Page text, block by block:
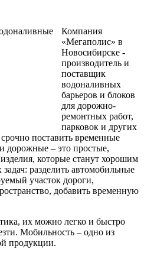
Компания
«Мегаполис» в
Новосибирске -
производитель и
поставщик
водоналивных
барьеров и блоков
для дорожно-
ремонтных работ,
парковок и других
поставить временные
дорожные – это простые,
которые станут хорошим
разделить автомобильные
участок дороги,
добавить временную
их можно легко и быстро
Мобильность – одно из
продукции.